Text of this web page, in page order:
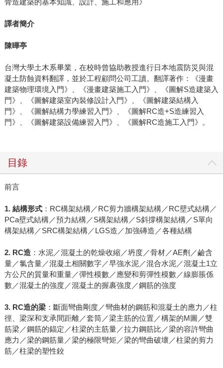
骨造建築的基本知識、設計、施工和應用》
譯者簡介
陳曄亭
台灣大學土木系畢業，在校時曾協助教授進行日本地震防災與混
凝土防蝕資料翻譯，並於工程顧問公司工讀。翻譯著作：《漫畫
建築物理環境入門》、《漫畫建築施工入門》、《圖解S造建築入
門》、《圖解建築室內裝修設計入門》、《圖解建築結構入
門》、《圖解結構力學練習入門》、《圖解RC造+S造練習入
門》、《圖解建築設備練習入門》、《圖解RC造施工入門》。
目錄
前言
1. 結構形式：RC構架結構／RC剪力牆構架結構／RC壁式結構／
PCa壁式結構／預力結構／S構架結構／S斜撐構架結構／S單向
構架結構／SRC構架結構／LGS造／加強磚造／各種結構
2. RC造：水泥／混凝土的乾燥收縮／坍度／骨材／AE劑／鹼含
量／氯含量／混凝土相關數字／早強水泥／混合水泥／混凝土1立
方公尺的質量和重量／彈性模數／應變和剪彈性模數／線膨脹係
數／混凝土的強度／混凝土的握裹強度／鋼筋的強度
3. RC造的梁：斷面彎曲剛度／彎曲材的鋼筋和混凝土的應力／柱
徑、梁深和支承間距離／套筒／梁主筋的位置／構架的M圖／雙
筋梁／鋼筋的錨定／柱梁的主筋量／拉力鋼筋比／梁的容許彎曲
應力／梁的鋼筋量／梁的極限彎矩／梁的彎曲破壞／柱梁的剪力
筋／柱梁的塑性鉸